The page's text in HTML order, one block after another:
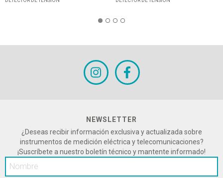
NEWSLETTER
¿Deseas recibir información exclusiva y actualizada sobre
instrumentos de medición eléctrica y telecomunicaciones?
¡Suscríbete a nuestro boletín técnico y mantente informado!